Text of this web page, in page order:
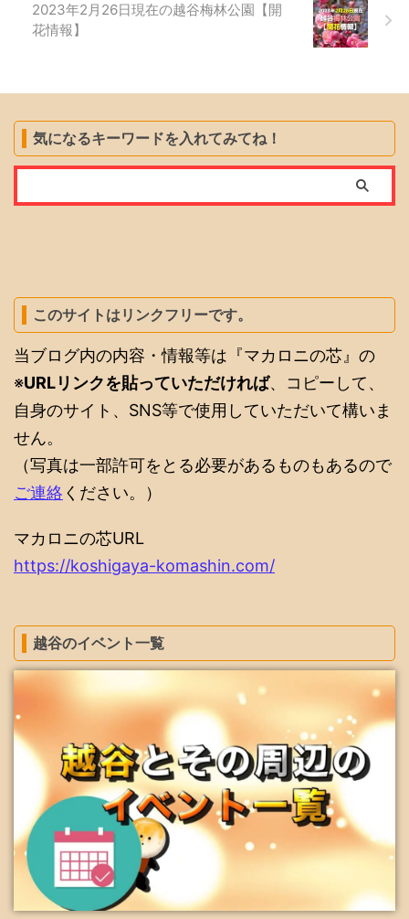
2023年2月26日現在の越谷梅林公園【開
花情報】
気になるキーワードを入れてみてね！
このサイトはリンクフリーです。
当ブログ内の内容・情報等は『マカロニの芯』の
※URLリンクを貼っていただければ、コピーして、
自身のサイト、SNS等で使用していただいて構いま
せん。
（写真は一部許可をとる必要があるものもあるので
ご連絡 ください。）
マカロニの芯URL
https://koshigaya-komashin.com/
越谷のイベント一覧